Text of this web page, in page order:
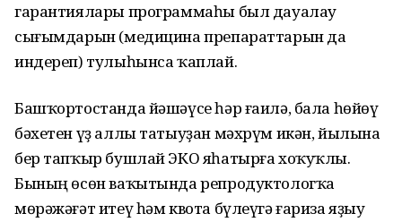
гарантиялары программаһы был дауалау
сығымдарын (медицина препараттарын да
индереп) тулыһынса ҡаплай.
Башҡортостанда йәшәүсе һәр ғаилә, бала һөйөү
бәхетен үҙ аллы татыуҙан мәхрүм икән, йылына
бер тапҡыр бушлай ЭКО яһатырға хоҡуҡлы.
Бының өсөн ваҡытында репродуктологҡа
мөрәжәғәт итеү һәм квота бүлеүгә ғариза яҙыу